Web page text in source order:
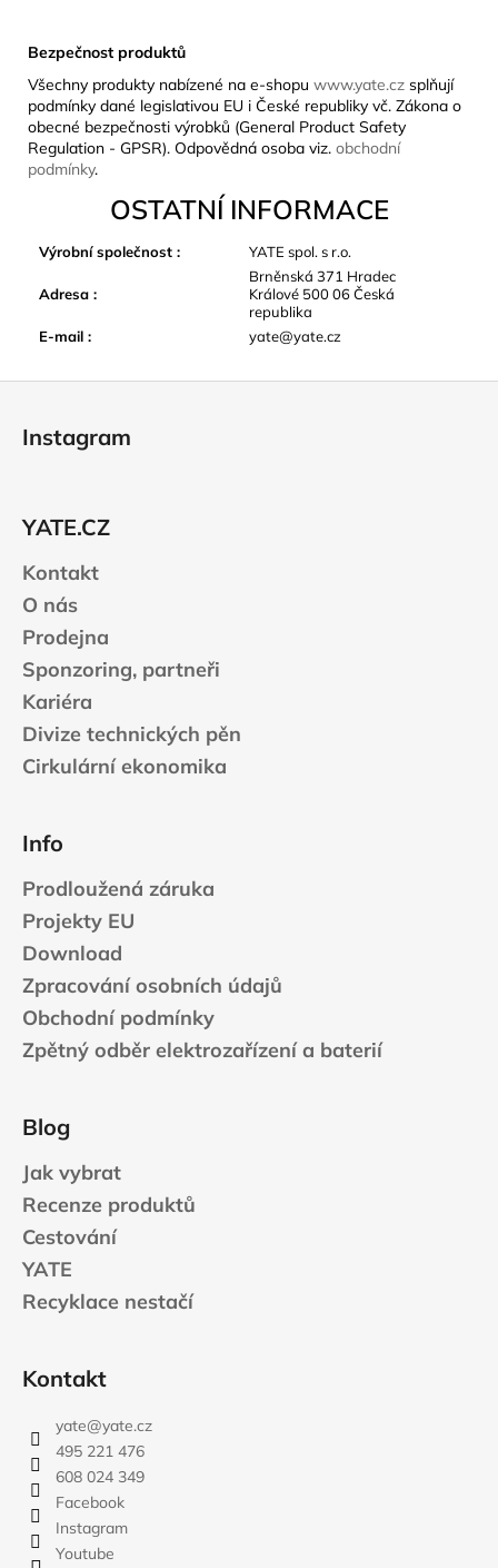
Bezpečnost produktů
Všechny produkty nabízené na e-shopu www.yate.cz splňují
podmínky dané legislativou EU i České republiky vč. Zákona o
obecné bezpečnosti výrobků (General Product Safety
Regulation - GPSR). Odpovědná osoba viz. obchodní
podmínky.
OSTATNÍ INFORMACE
Výrobní společnost : YATE spol. s r.o.
Adresa :
Brněnská 371 Hradec
Králové 500 06 Česká
republika
E-mail : yate@yate.cz
Instagram
YATE.CZ
Kontakt
O nás
Prodejna
Sponzoring, partneři
Kariéra
Divize technických pěn
Cirkulární ekonomika
Info
Prodloužená záruka
Projekty EU
Download
Zpracování osobních údajů
Obchodní podmínky
Zpětný odběr elektrozařízení a baterií
Blog
Jak vybrat
Recenze produktů
Cestování
YATE
Recyklace nestačí
Kontakt
yate@yate.cz
495 221 476
608 024 349
Facebook
Instagram
Youtube